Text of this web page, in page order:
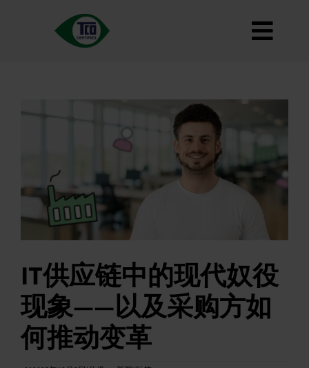
切
航
如何使用
Product Finder
联系我们
我的账户
搜索
中文 (简体)
IT供应链中的现代奴役
现象——以及采购方如
何推动变革